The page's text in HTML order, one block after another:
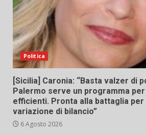
Politica
[Sicilia] Caronia: “Basta valzer di
Palermo serve un programma
efficienti. Pronta alla battaglia per
variazione di bilancio”
6 Agosto 2026